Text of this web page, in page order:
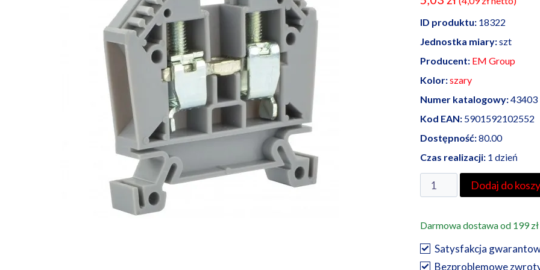
ID produktu:18322
Jednostka miary:szt
Producent: EM Group
Kolor:szary
Numer katalogowy:43403
Kod EAN:5901592102552
Dostępność:80.00
Czas realizacji:1 dzień
ilość
EM
złączka
szynowa
16/25
Dodaj do
Darmowa dostawa od 199 zł
Satysfakcja
Bezproblemowe